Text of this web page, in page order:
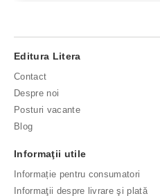
Editura Litera
Contact
Despre noi
Posturi vacante
Blog
Informaţii utile
Informație pentru consumatori
Informaţii despre livrare şi plată